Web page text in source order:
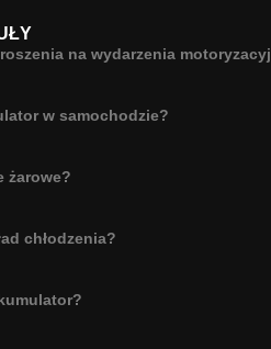
na wydarzenia
w samochodzie?
żarowe?
chłodzenia?